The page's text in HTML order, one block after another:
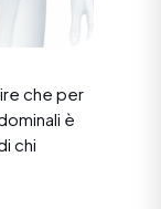
che per
è
chi